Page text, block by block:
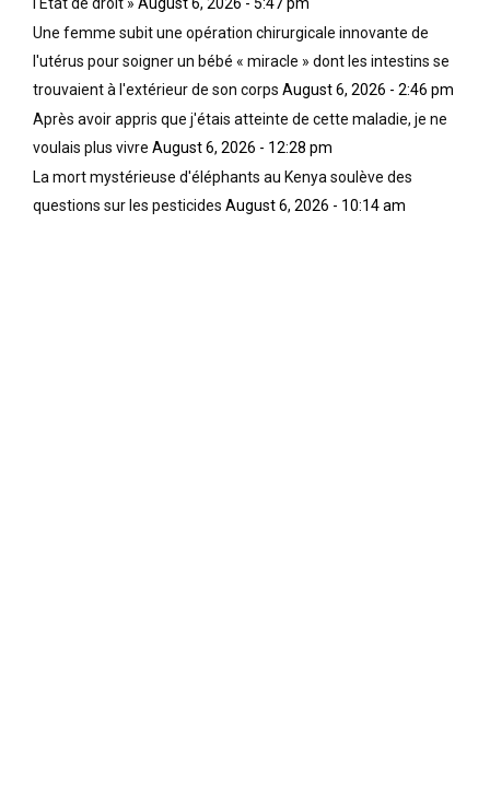
Une femme subit une opération chirurgicale innovante de
l'utérus pour soigner un bébé « miracle » dont les intestins se
trouvaient à l'extérieur de son corps August 6, 2026 - 2:46 pm
Après avoir appris que j'étais atteinte de cette maladie, je ne
voulais plus vivre August 6, 2026 - 12:28 pm
La mort mystérieuse d'éléphants au Kenya soulève des
questions sur les pesticides August 6, 2026 - 10:14 am